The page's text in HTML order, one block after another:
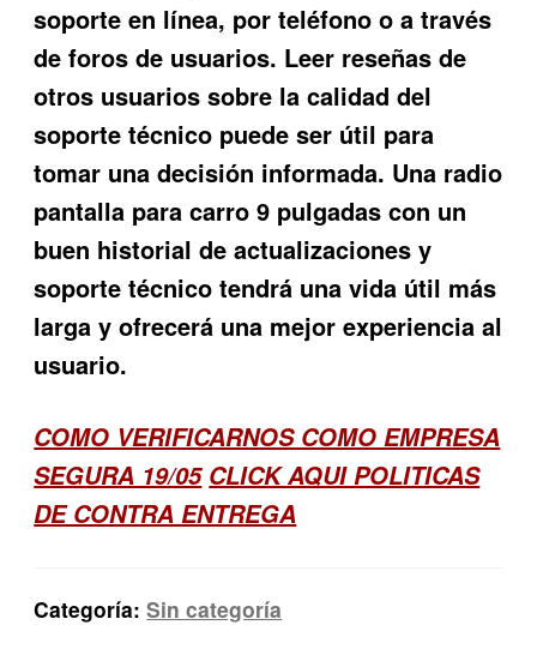
soporte en línea, por teléfono o a través
de foros de usuarios. Leer reseñas de
otros usuarios sobre la calidad del
soporte técnico puede ser útil para
tomar una decisión informada. Una radio
pantalla para carro 9 pulgadas con un
buen historial de actualizaciones y
soporte técnico tendrá una vida útil más
larga y ofrecerá una mejor experiencia al
usuario.
COMO VERIFICARNOS COMO EMPRESA
SEGURA 19/05 CLICK AQUI POLITICAS
DE CONTRA ENTREGA
Categoría:Sin categoría